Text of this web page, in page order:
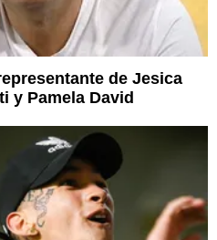
de Jesica
y Pamela David